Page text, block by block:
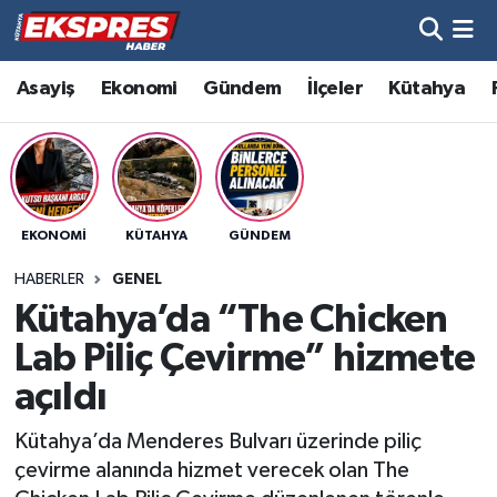
Asayiş Ekonomi Gündem İlçeler Kütahya
EKONOMI KÜTAHYA GÜNDEM
HABERLER GENEL
Kütahya’da “The Chicken
Lab Piliç Çevirme” hizmete
açıldı
Kütahya’da Menderes Bulvarı üzerinde piliç
çevirme alanında hizmet verecek olan The
Altıntaş
Asayiş
Aslanapa
Bölge
Çavdarhisar
Dumlupınar
Hava Durumu
Trafik Durumu
Süper Lig Puan Durumu ve Fikstür
Son Dakika Haberleri
Haber Arşivi